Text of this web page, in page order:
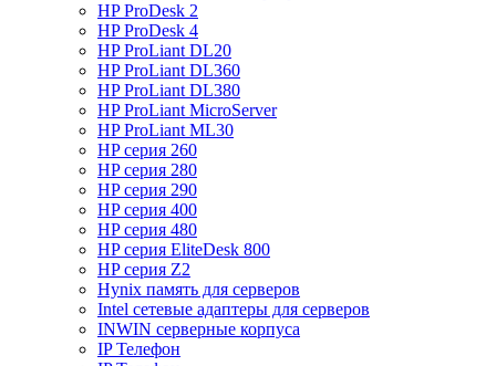
HP ProDesk 2
HP ProDesk 4
HP ProLiant DL20
HP ProLiant DL360
HP ProLiant DL380
HP ProLiant MicroServer
HP ProLiant ML30
HP серия 260
HP серия 280
HP серия 290
HP серия 400
HP серия 480
HP серия EliteDesk 800
HP серия Z2
Hynix память для серверов
Intel сетевые адаптеры для серверов
INWIN серверные корпуса
IP Телефон